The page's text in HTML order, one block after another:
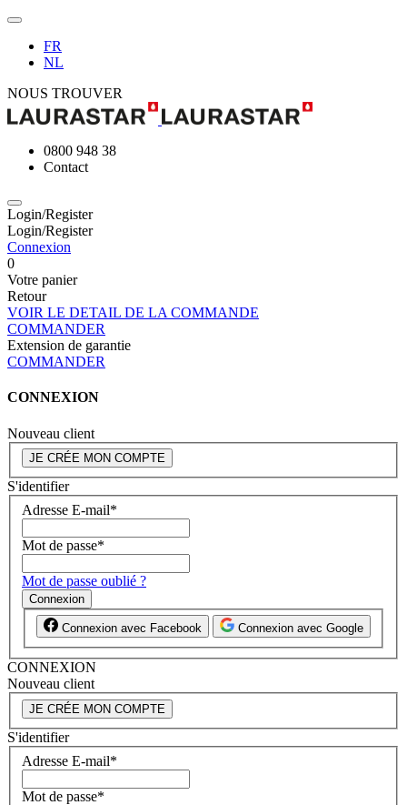
FR
NL
NOUS TROUVER
0800 948 38
Contact
Login/Register
Login/Register
Connexion
0
Votre panier
Retour
VOIR LE DETAIL DE LA COMMANDE
COMMANDER
Extension de garantie
COMMANDER
CONNEXION
Nouveau client
JE CRÉE MON COMPTE
S'identifier
Adresse E-mail*
Mot de passe*
Mot de passe oublié ?
Connexion
Connexion avec Facebook Connexion avec Google
CONNEXION
Nouveau client
JE CRÉE MON COMPTE
S'identifier
Adresse E-mail*
Mot de passe*